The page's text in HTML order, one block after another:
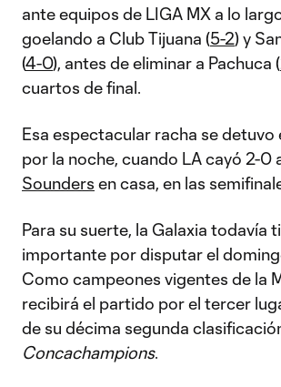
ante equipos de LIGA MX a lo
goelando a Club Tijuana (5-2) y
(4-0), antes de eliminar a Pachuca (
cuartos de final.
Esa espectacular racha se detuvo
por la noche, cuando LA cayó 2-0
Sounders en casa, en las
Para su suerte, la Galaxia todavía
importante por disputar el
Como campeones vigentes de la
recibirá el partido por el tercer
de su décima segunda
Concachampions.